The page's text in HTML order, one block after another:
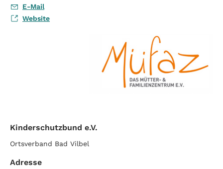
E-Mail
Website
Kinderschutzbund e.V.
Ortsverband Bad Vilbel
Adresse